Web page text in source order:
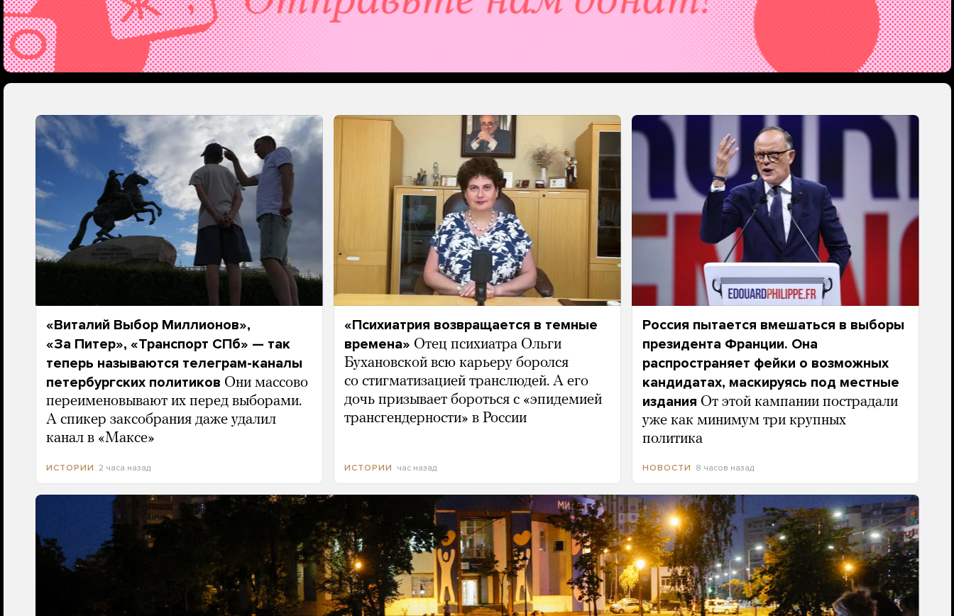
«Виталий Выбор Миллионов»,
«За Питер», «Транспорт СПб» — так
теперь называются телеграм-каналы
петербургских политиков Они массово
переименовывают их перед выборами.
А спикер заксобрания даже удалил
канал в «Максе»
ИСТОРИИ 2 часа назад
«Психиатрия возвращается в темные
времена» Отец психиатра Ольги
Бухановской всю карьеру боролся
со стигматизацией транслюдей. А его
дочь призывает бороться с «эпидемией
трансгендерности» в России
ИСТОРИИ час назад
Россия пытается вмешаться в выборы
президента Франции. Она
распространяет фейки о возможных
кандидатах, маскируясь под местные
издания От этой кампании пострадали
уже как минимум три крупных
политика
НОВОСТИ 8 часов назад